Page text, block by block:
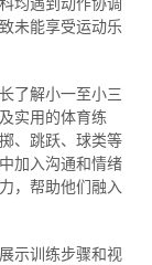
未能享受运动乐
了解小一至小三
实用的体育练
、跳跃、球类等
加入沟通和情绪
，帮助他们融入
示训练步骤和视